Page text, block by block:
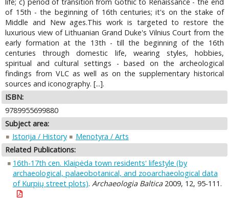
of 15th - the beginning of 16th centuries; it's on the stake of
Middle and New ages.This work is targeted to restore the
luxurious view of Lithuanian Grand Duke's Vilnius Court from the
early formation at the 13th - till the beginning of the 16th
centuries through domestic life, wearing styles, hobbies,
spiritual and cultural settings - based on the archeological
findings from VLC as well as on the supplementary historical
sources and iconography. [...].
ISBN:
9789955699880
Subject area:
Istorija / History
Menotyra / Arts
Related Publications:
16th-17th cen. Klaipėda town residents' lifestyle (by
archaeological, palaeobotanical, and zooarchaeological data
of Kurpių street plots). Archaeologia Baltica2009, 12, 95-111.